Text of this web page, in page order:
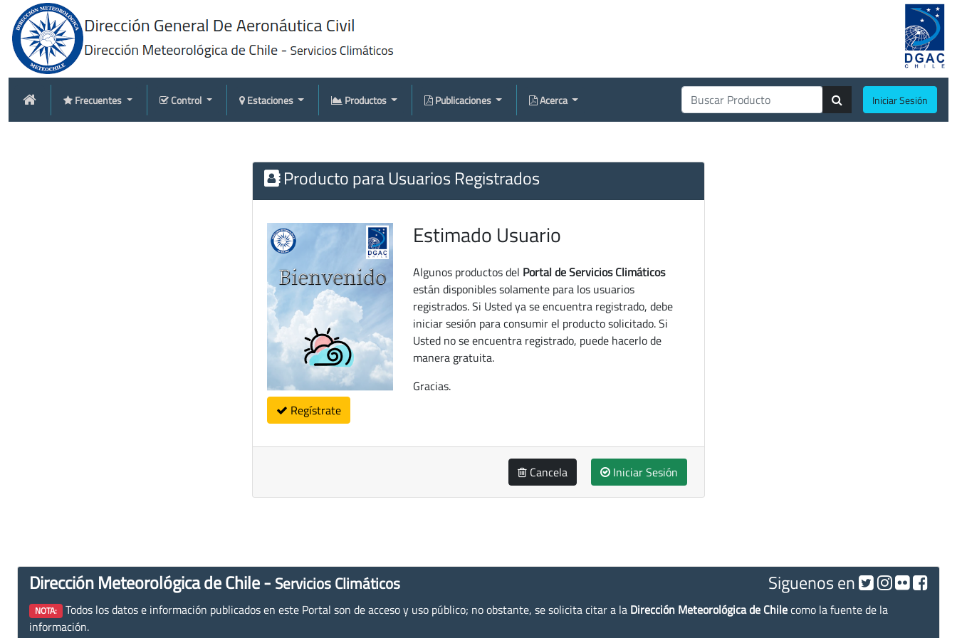
Frecuentes Control Estaciones Productos Publicaciones Acerca Iniciar Sesión
Producto para Usuarios Registrados
Regístrate
Estimado Usuario
Algunos productos del Portal de Servicios Climáticos
están disponibles solamente para los usuarios
registrados. Si Usted ya se encuentra registrado, debe
iniciar sesión para consumir el producto solicitado. Si
Usted no se encuentra registrado, puede hacerlo de
manera gratuita.
Gracias.
Cancela Iniciar Sesión
Dirección Meteorológica de Chile - Servicios Climáticos Siguenos en
NOTA: Todos los datos e información publicados en este Portal son de acceso y uso público; no obstante, se solicita citar a la Dirección Meteorológica de Chilecomo la fuente de la
información.